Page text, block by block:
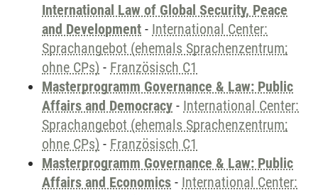
International Law of Global Security, Peace
and Development - International Center:
Sprachangebot (ehemals Sprachenzentrum;
ohne CPs) - Französisch C1
Masterprogramm Governance & Law: Public
Affairs and Democracy - International Center:
Sprachangebot (ehemals Sprachenzentrum;
ohne CPs) - Französisch C1
Masterprogramm Governance & Law: Public
Affairs and Economics - International Center: